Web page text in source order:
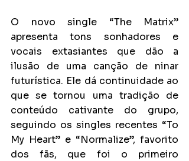
O novo single “The Matrix”
apresenta tons sonhadores e
vocais extasiantes que dão a
ilusão de uma canção de ninar
futurística. Ele dá continuidade ao
que se tornou uma tradição de
conteúdo cativante do grupo,
seguindo os singles recentes “To
My Heart” e “Normalize”, favorito
dos fãs, que foi o primeiro